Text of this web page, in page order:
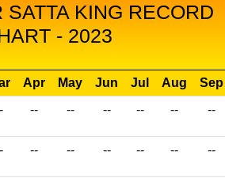
SATTA KING RECORD
- 2023
Apr May Jun Jul Aug
Sep
-- -- -- -- -- --
-- -- -- -- -- --